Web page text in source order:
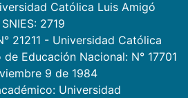
Católica Luis Amigó
SNIES: 2719
21211 - Universidad Católica
Educación Nacional: N° 17701
9 de 1984
Universidad